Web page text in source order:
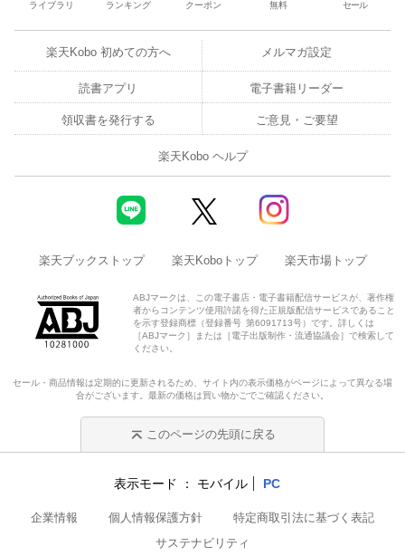
ライブラリ ランキング クーポン 無料 セール
楽天Kobo 初めての方へ メルマガ設定
読書アプリ 電子書籍リーダー
領収書を発行する ご意見・ご要望
楽天Kobo ヘルプ
楽天ブックストップ 楽天Koboトップ 楽天市場トップ
ABJマークは、この電子書店・電子書籍配信サービスが、著作権
者からコンテンツ使用許諾を得た正規版配信サービスであること
を示す登録商標（登録番号 第6091713号）です。詳しくは
［ABJマーク］または［電子出版制作・流通協議会］で検索して
ください。
セール・商品情報は定期的に更新されるため、サイト内の表示価格がページによって異なる場
合がございます。最新の価格は買い物かごでご確認ください。
このページの先頭に戻る
表示モード モバイル PC
企業情報 個人情報保護方針
特定商取引法に基づく表記
サステナビリティ